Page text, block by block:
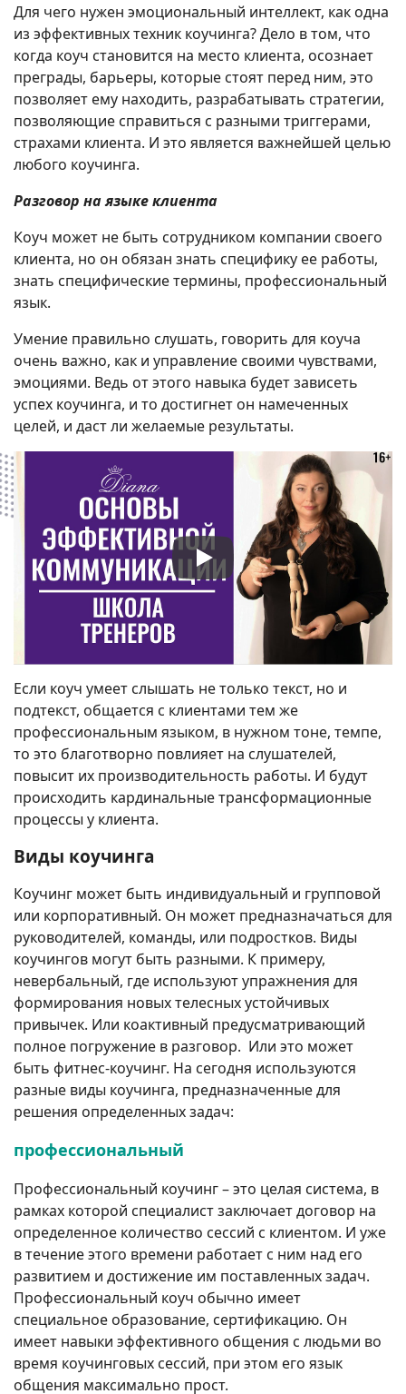
Для чего нужен эмоциональный интеллект, как одна
из эффективных техник коучинга? Дело в том, что
когда коуч становится на место клиента, осознает
преграды, барьеры, которые стоят перед ним, это
позволяет ему находить, разрабатывать стратегии,
позволяющие справиться с разными триггерами,
страхами клиента. И это является важнейшей целью
любого коучинга.
Разговор на языке клиента
Коуч может не быть сотрудником компании своего
клиента, но он обязан знать специфику ее работы,
знать специфические термины, профессиональный
язык.
Умение правильно слушать, говорить для коуча
очень важно, как и управление своими чувствами,
эмоциями. Ведь от этого навыка будет зависеть
успех коучинга, и то достигнет он намеченных
целей, и даст ли желаемые результаты.
Если коуч умеет слышать не только текст, но и
подтекст, общается с клиентами тем же
профессиональным языком, в нужном тоне, темпе,
то это благотворно повлияет на слушателей,
повысит их производительность работы. И будут
происходить кардинальные трансформационные
процессы у клиента.
Виды коучинга
Коучинг может быть индивидуальный и групповой
или корпоративный. Он может предназначаться для
руководителей, команды, или подростков. Виды
коучингов могут быть разными. К примеру,
невербальный, где используют упражнения для
формирования новых телесных устойчивых
привычек. Или коактивный предусматривающий
полное погружение в разговор. Или это может
быть фитнес-коучинг. На сегодня используются
разные виды коучинга, предназначенные для
решения определенных задач:
профессиональный
Профессиональный коучинг – это целая система, в
рамках которой специалист заключает договор на
определенное количество сессий с клиентом. И уже
в течение этого времени работает с ним над его
развитием и достижение им поставленных задач.
Профессиональный коуч обычно имеет
специальное образование, сертификацию. Он
имеет навыки эффективного общения с людьми во
время коучинговых сессий, при этом его язык
общения максимально прост.